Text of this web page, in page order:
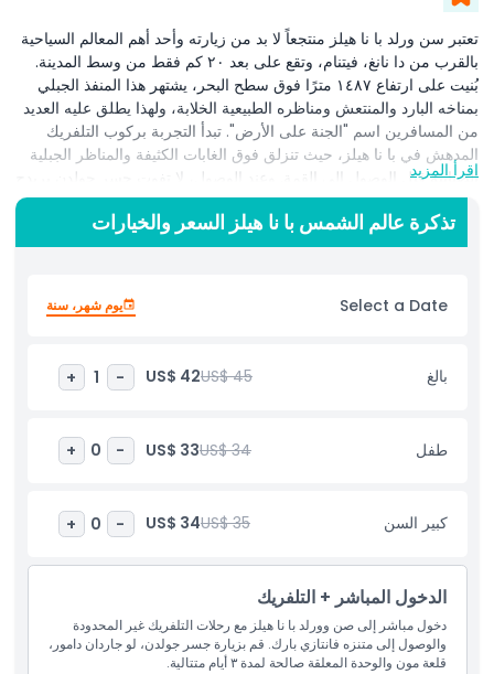
تعتبر سن ورلد با نا هيلز منتجعاً لا بد من زيارته وأحد أهم المعالم السياحية
بالقرب من دا نانغ، فيتنام، وتقع على بعد ٢٠ كم فقط من وسط المدينة.
بُنيت على ارتفاع ١٤٨٧ مترًا فوق سطح البحر، يشتهر هذا المنفذ الجبلي
بمناخه البارد والمنتعش ومناظره الطبيعية الخلابة، ولهذا يطلق عليه العديد
من المسافرين اسم "الجنة على الأرض". تبدأ التجربة بركوب التلفريك
المدهش في با نا هيلز، حيث تنزلق فوق الغابات الكثيفة والمناظر الجبلية
الضبابية قبل الوصول إلى القمة. وعند الوصول، لا تفوت جسر جولدن بريدج
(كầu فانغ) الشهير، وهو الممشى العالمي المعروف الذي تحمله أيادٍ
حجرية عملاقة، ويربط محطة التلفريك بالحدائق المصممة بشكل جميل
ونقاط المشاهدة ذات المناظر الخلابة. مع معالمه الجذابة، وهواء الجبل
أساسية لأي خطة سفر إلى دا نانغ.
ساعات العمل
ما يجب معرفته
الموقع
اقرأ المزيد
تذكرة عالم الشمس با نا هيلز السعر والخيارات
Select a Date يوم شهر، سنة
بالغ US$ 45
US$ 42
-
1
+
طفل US$ 34
US$ 33
-
0
+
كبير السن US$ 35
US$ 34
-
0
+
الدخول المباشر + التلفريك
دخول مباشر إلى صن وورلد با نا هيلز مع رحلات التلفريك غير المحدودة
والوصول إلى متنزه فانتازي بارك. قم بزيارة جسر جولدن، لو جاردان دامور،
قلعة مون والوحدة المعلقة صالحة لمدة ٣ أيام متتالية.